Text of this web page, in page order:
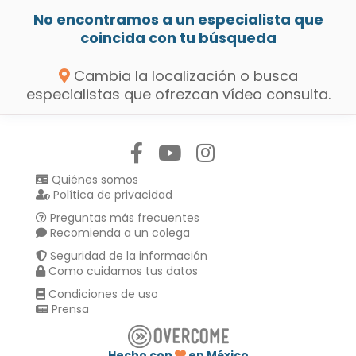
No encontramos a un especialista que
coincida con tu búsqueda
Cambia la localización o busca
especialistas que ofrezcan vídeo consulta.
Quiénes somos
Política de privacidad
Preguntas más frecuentes
Recomienda a un colega
Seguridad de la información
Como cuidamos tus datos
Condiciones de uso
Prensa